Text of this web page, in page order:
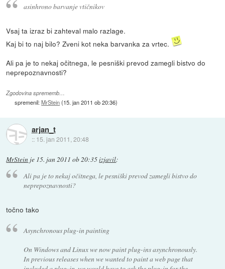
asinhrono barvanje vtičnikov
Vsaj ta izraz bi zahteval malo razlage.
Kaj bi to naj bilo? Zveni kot neka barvanka za vrtec.
Ali pa je to nekaj očitnega, le pesniški prevod zamegli bistvo do
neprepoznavnosti?
Zgodovina sprememb…
spremenil:MrStein(15. jan 2011 ob 20:36)
arjan_t
:: 15. jan 2011, 20:48
MrStein je 15. jan 2011 ob 20:35izjavil:
Ali pa je to nekaj očitnega, le pesniški prevod zamegli bistvo do
neprepoznavnosti?
točno tako
Asynchronous plug-in painting
On Windows and Linux we now paint plug-ins asynchronously.
In previous releases when we wanted to paint a web page that